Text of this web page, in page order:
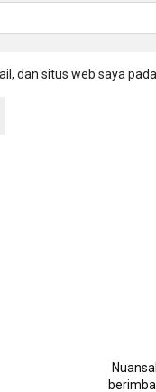
dan situs web saya